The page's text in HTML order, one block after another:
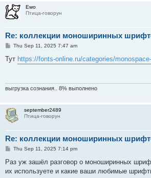
Ewo
Птица-говорун
Re: коллекции моноширинных
P
s
Thu Sep 11, 2025 7:47 am
Тут https://fonts-online.ru/categories/
выгрузка сознания.. 8% выполнено
september2489
Птица-говорун
Re: коллекции моноширинных
P
s
Thu Sep 11, 2025 7:14 pm
Раз уж зашёл разговор о моноширинных
их используете и какие ваши любимые